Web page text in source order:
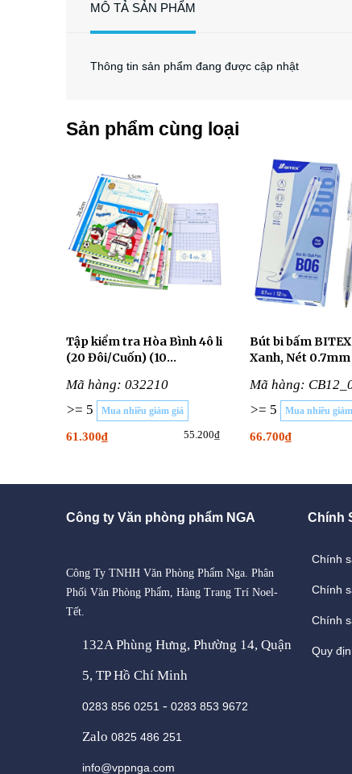
MÔ TẢ SẢN PHẨM
Thông tin sản phẩm đang được cập nhật
Sản phẩm cùng loại
Tập kiểm tra Hòa Bình 4ô li
(20 Đôi/Cuốn) (10
Mã hàng: 032210
>= 5
Mua nhiều giảm giá
61.300₫ 55.200₫
Bút bi bấm
Xanh, Nét 0.7mm
Mã hàng:
>= 5
Mua nhiều
66.700₫
Công ty Văn phòng phẩm NGA
Công Ty TNHH Văn Phòng Phẩm Nga. Phân
Phối Văn Phòng Phẩm, Hàng Trang Trí Noel-
Tết.
132A Phùng Hưng, Phường 14, Quận
5, TP Hồ Chí Minh
0283 856 0251 - 0283 853 9672
Zalo 0825 486 251
info@vppnga.com
Chính
Chính
Chính
Chính
Quy